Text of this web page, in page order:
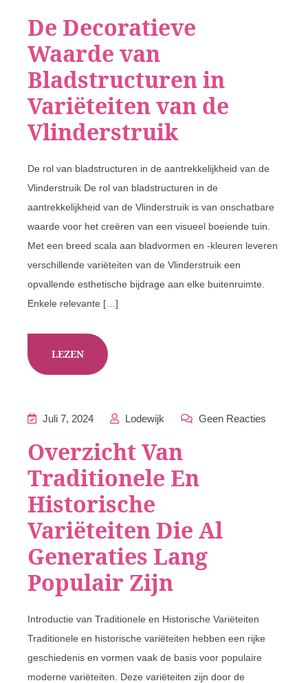
De Decoratieve
Waarde van
Bladstructuren in
Variëteiten van de
Vlinderstruik
De rol van bladstructuren in de aantrekkelijkheid van de
Vlinderstruik De rol van bladstructuren in de
aantrekkelijkheid van de Vlinderstruik is van onschatbare
waarde voor het creëren van een visueel boeiende tuin.
Met een breed scala aan bladvormen en -kleuren leveren
verschillende variëteiten van de Vlinderstruik een
opvallende esthetische bijdrage aan elke buitenruimte.
Enkele relevante […]
LEZEN
Juli 7, 2024 Lodewijk Geen Reacties
Overzicht Van
Traditionele En
Historische
Variëteiten Die Al
Generaties Lang
Populair Zijn
Introductie van Traditionele en Historische Variëteiten
Traditionele en historische variëteiten hebben een rijke
geschiedenis en vormen vaak de basis voor populaire
moderne variëteiten. Deze variëteiten zijn door de